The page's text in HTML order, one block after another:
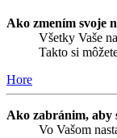
Ako zmením svoje
Všetky Vaše
Takto si
Hore
Ako zabránim, aby
Vo Vašom